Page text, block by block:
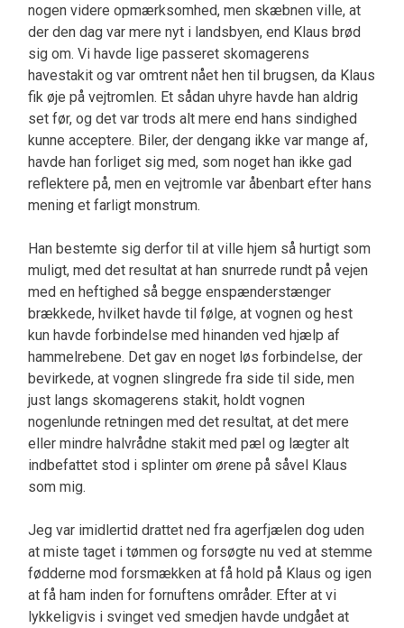
nogen videre opmærksomhed, men skæbnen ville, at
der den dag var mere nyt i landsbyen, end Klaus brød
sig om. Vi havde lige passeret skomagerens
havestakit og var omtrent nået hen til brugsen, da Klaus
fik øje på vejtromlen. Et sådan uhyre havde han aldrig
set før, og det var trods alt mere end hans sindighed
kunne acceptere. Biler, der dengang ikke var mange af,
havde han forliget sig med, som noget han ikke gad
reflektere på, men en vejtromle var åbenbart efter hans
mening et farligt monstrum.
Han bestemte sig derfor til at ville hjem så hurtigt som
muligt, med det resultat at han snurrede rundt på vejen
med en heftighed så begge enspænderstænger
brækkede, hvilket havde til følge, at vognen og hest
kun havde forbindelse med hinanden ved hjælp af
hammelrebene. Det gav en noget løs forbindelse, der
bevirkede, at vognen slingrede fra side til side, men
just langs skomagerens stakit, holdt vognen
nogenlunde retningen med det resultat, at det mere
eller mindre halvrådne stakit med pæl og lægter alt
indbefattet stod i splinter om ørene på såvel Klaus
som mig.
Jeg var imidlertid drattet ned fra agerfjælen dog uden
at miste taget i tømmen og forsøgte nu ved at stemme
fødderne mod forsmækken at få hold på Klaus og igen
at få ham inden for fornuftens områder. Efter at vi
lykkeligvis i svinget ved smedjen havde undgået at